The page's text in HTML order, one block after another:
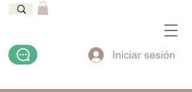
Iniciar sesión